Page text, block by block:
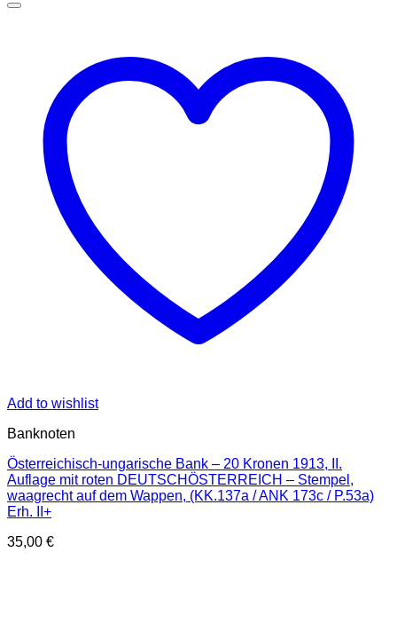
Add to wishlist
Banknoten
Österreichisch-ungarische Bank – 20 Kronen 1913, II.
Auflage mit roten DEUTSCHÖSTERREICH – Stempel,
waagrecht auf dem Wappen, (KK.137a / ANK 173c / P.53a)
Erh. II+
35,00 €